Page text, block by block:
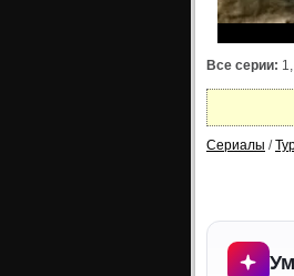
Все серии:
Сериалы /